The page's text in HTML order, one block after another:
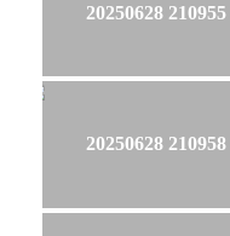
20250628 210955
20250628 210958